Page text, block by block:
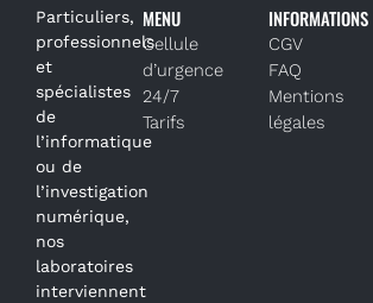
Particuliers,
professionnels
et
spécialistes
de
l’informatique
ou de
l’investigation
numérique,
nos
laboratoires
interviennent
MENU
Cellule
d’urgence
24/7
Tarifs
INFORMATIONS
CGV
FAQ
Mentions
légales